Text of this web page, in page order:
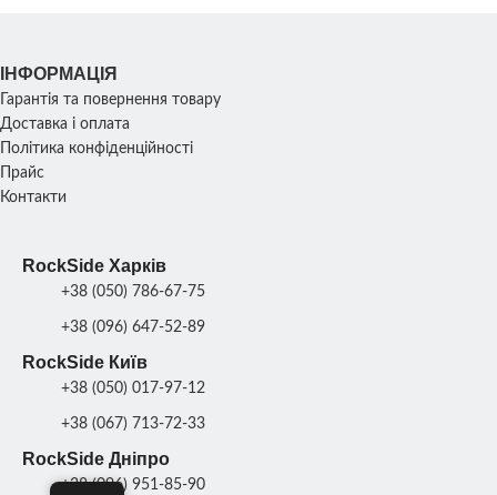
ІНФОРМАЦІЯ
Гарантія та повернення товару
Доставка і оплата
Політика конфіденційності
Прайс
Контакти
RockSide Харків
+38 (050) 786-67-75
+38 (096) 647-52-89
RockSide Київ
+38 (050) 017-97-12
+38 (067) 713-72-33
RockSide Дніпро
+38 (096) 951-85-90